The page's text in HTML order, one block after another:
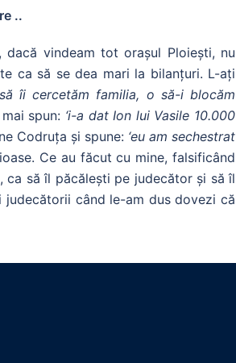
..
vindeam tot orașul Ploiești, nu
ca să se dea mari la bilanțuri. L-ați
îi cercetăm familia, o să-i blocăm
spun: ‘i-a dat Ion lui Vasile 10.000
Codruța și spune: ‘eu am sechestrat
Ce au făcut cu mine, falsificând
să îl păcălești pe judecător și să îl
când le-am dus dovezi că